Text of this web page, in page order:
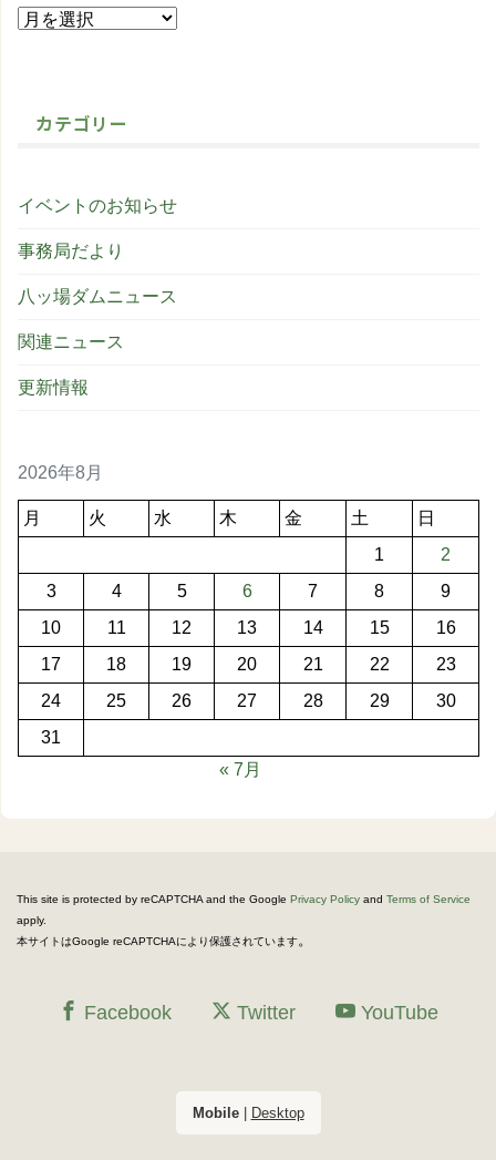
カテゴリー
イベントのお知らせ
事務局だより
八ッ場ダムニュース
関連ニュース
更新情報
2026年8月
月 火 水 木 金 土
日
1
2
3
4 5 6 7 8
9
10
11 12 13 14 15
16
17
18 19 20 21 22
23
24
25 26 27 28 29
30
31
« 7月
This site is protected by reCAPTCHA and the Google Privacy Policy and Terms of Service
apply.
本サイトはGoogle reCAPTCHAにより保護されています。
Facebook Twitter YouTube
Mobile| Desktop